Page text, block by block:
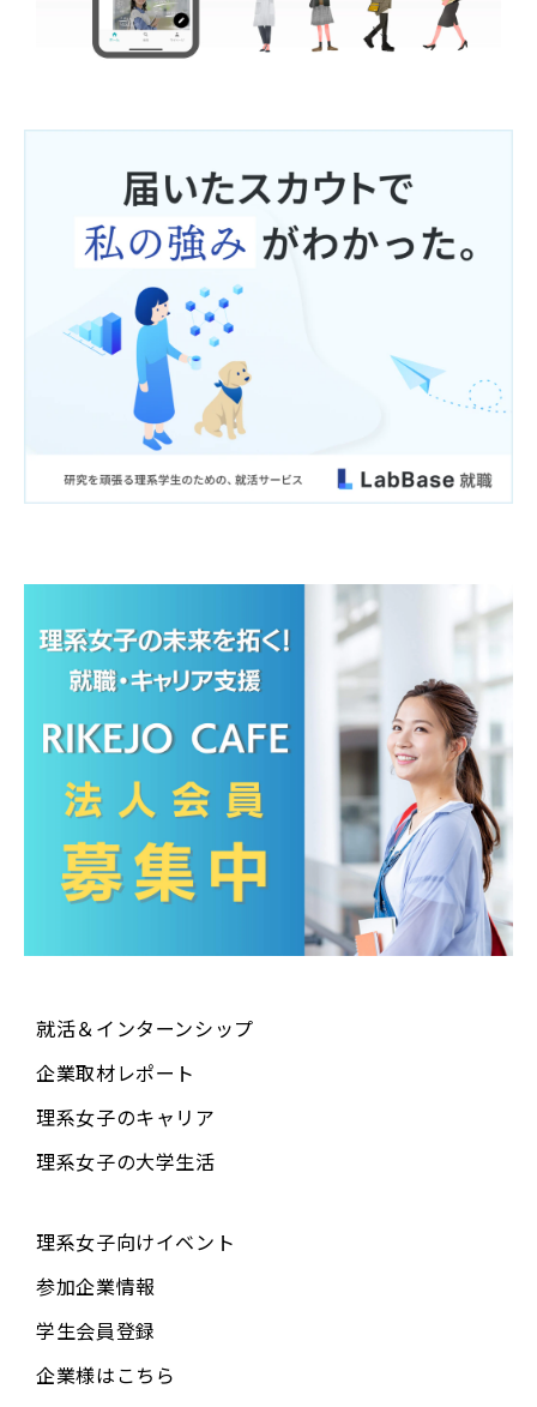
就活＆インターンシップ
企業取材レポート
理系女子のキャリア
理系女子の大学生活
理系女子向けイベント
参加企業情報
学生会員登録
企業様はこちら